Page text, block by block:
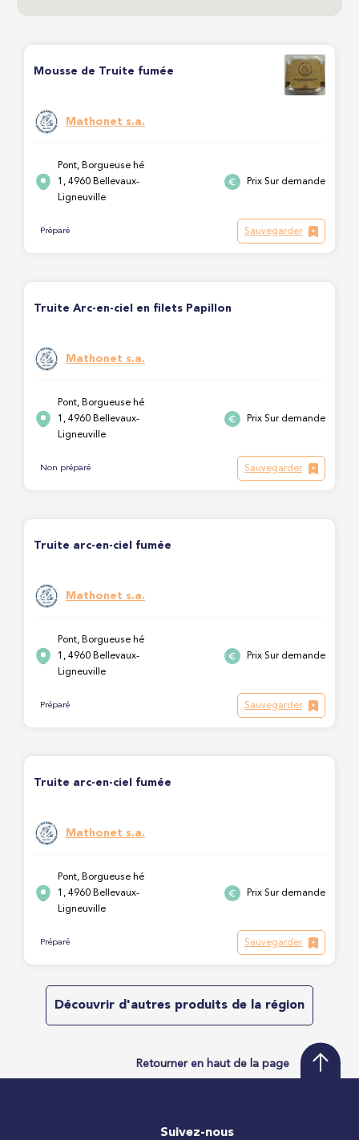
Mousse de Truite fumée
Mathonet s.a.
Pont, Borgueuse hé
1, 4960 Bellevaux-
Ligneuville
Prix Sur demande
Préparé Sauvegarder
Truite Arc-en-ciel en filets Papillon
Mathonet s.a.
Pont, Borgueuse hé
1, 4960 Bellevaux-
Ligneuville
Prix Sur demande
Non préparé Sauvegarder
Truite arc-en-ciel fumée
Mathonet s.a.
Pont, Borgueuse hé
1, 4960 Bellevaux-
Ligneuville
Prix Sur demande
Préparé Sauvegarder
Truite arc-en-ciel fumée
Mathonet s.a.
Pont, Borgueuse hé
1, 4960 Bellevaux-
Ligneuville
Prix Sur demande
Préparé Sauvegarder
Découvrir d'autres produits de la région
Retourner en haut de la page
Suivez-nous